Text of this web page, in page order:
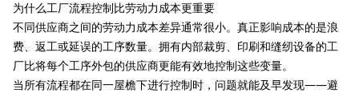
为什么工厂流程控制比劳动力成本更重要
不同供应商之间的劳动力成本差异通常很小。真正影响成本的是浪
费、返工或延误的工序数量。拥有内部裁剪、印刷和缝纫设备的工
厂比将每个工序外包的供应商更能有效地控制这些变量。
当所有流程都在同一屋檐下进行控制时，问题就能及早发现——避